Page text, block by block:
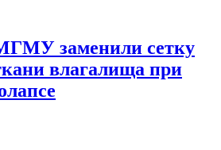
заменили сетку
влагалища при